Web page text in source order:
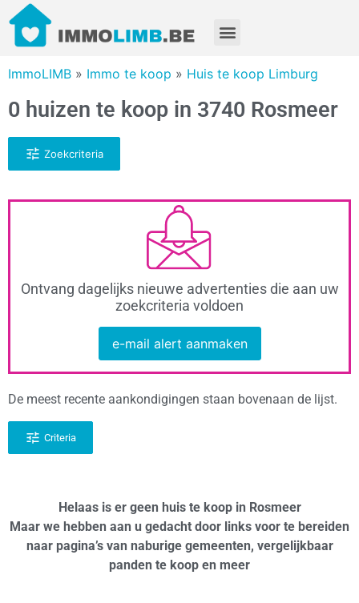
ImmoLIMB » Immo te koop » Huis te koop Limburg
0 huizen te koop in 3740 Rosmeer
Zoekcriteria
Ontvang dagelijks nieuwe advertenties die aan uw
zoekcriteria voldoen
e-mail alert aanmaken
De meest recente aankondigingen staan bovenaan de lijst.
Criteria
Helaas is er geen huis te koop in Rosmeer
Maar we hebben aan u gedacht door links voor te bereiden
naar pagina’s van naburige gemeenten, vergelijkbaar
panden te koop en meer